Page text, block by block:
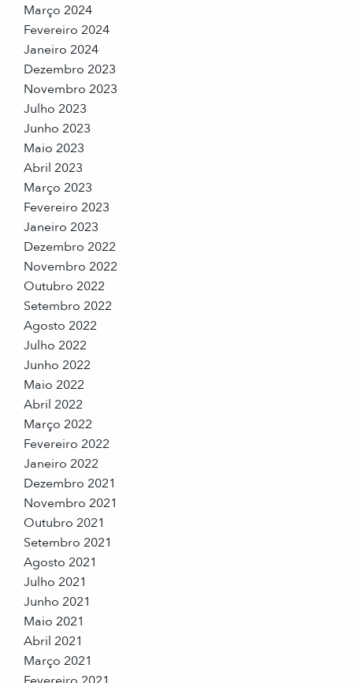
Março 2024
Fevereiro 2024
Janeiro 2024
Dezembro 2023
Novembro 2023
Julho 2023
Junho 2023
Maio 2023
Abril 2023
Março 2023
Fevereiro 2023
Janeiro 2023
Dezembro 2022
Novembro 2022
Outubro 2022
Setembro 2022
Agosto 2022
Julho 2022
Junho 2022
Maio 2022
Abril 2022
Março 2022
Fevereiro 2022
Janeiro 2022
Dezembro 2021
Novembro 2021
Outubro 2021
Setembro 2021
Agosto 2021
Julho 2021
Junho 2021
Maio 2021
Abril 2021
Março 2021